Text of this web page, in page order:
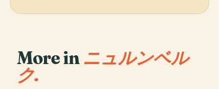
More in ニュルンベル
ク.